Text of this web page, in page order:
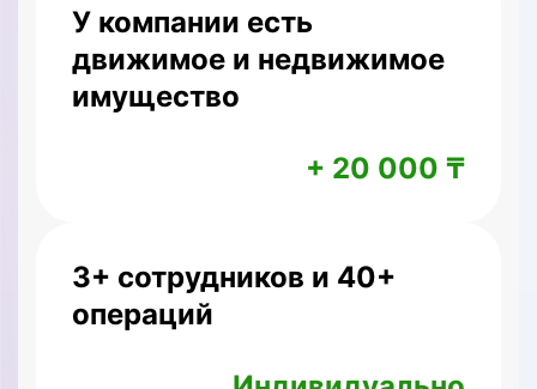
У компании есть
движимое и недвижимое
имущество
+ 20 000 ₸
3+ сотрудников и 40+
операций